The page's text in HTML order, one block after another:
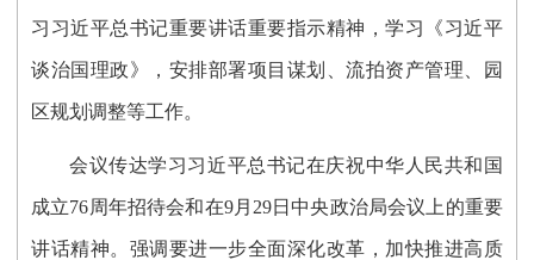
习习近平总书记重要讲话重要指示精神，学习《习近平
谈治国理政》，安排部署项目谋划、流拍资产管理、园
区规划调整等工作。
会议传达学习习近平总书记在庆祝中华人民共和国
成立76周年招待会和在9月29日中央政治局会议上的重要
讲话精神。强调要进一步全面深化改革，加快推进高质